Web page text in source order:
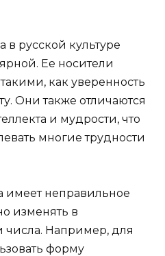
русской культуре
Ее носители
как уверенность
Они также отличаются
и мудрости, что
многие трудности
имеет неправильное
изменять в
числа. Например, для
форму